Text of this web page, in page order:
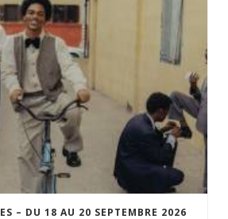
– DU 18 AU 20 SEPTEMBRE 2026